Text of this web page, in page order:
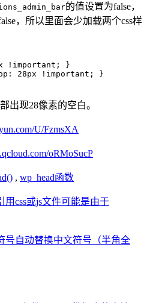
的值设置为false，
，所以里面会少加载两个css样
!important; }
28px !important; }
出现28像素的空白。
U/FzmsXA
oRMoSucP
, wp_head函数
用css或js文件可能是由于
号自动替换中文符号（半角全